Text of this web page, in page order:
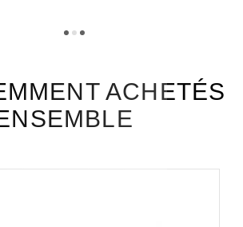
ACHETÉS